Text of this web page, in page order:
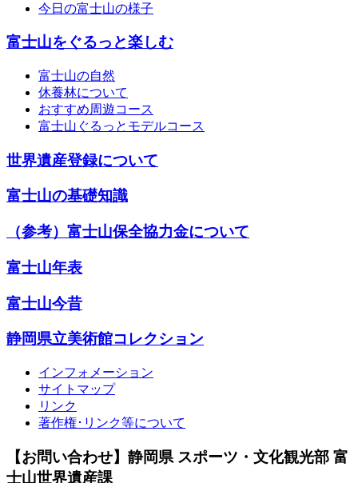
今日の富士山の様子
富士山をぐるっと楽しむ
富士山の自然
休養林について
おすすめ周遊コース
富士山ぐるっとモデルコース
世界遺産登録について
富士山の基礎知識
（参考）富士山保全協力金について
富士山年表
富士山今昔
静岡県立美術館コレクション
インフォメーション
サイトマップ
リンク
著作権･リンク等について
【お問い合わせ】静岡県 スポーツ・文化観光部 富
士山世界遺産課